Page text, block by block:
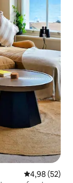
4,98 de uma
4,98 (52)